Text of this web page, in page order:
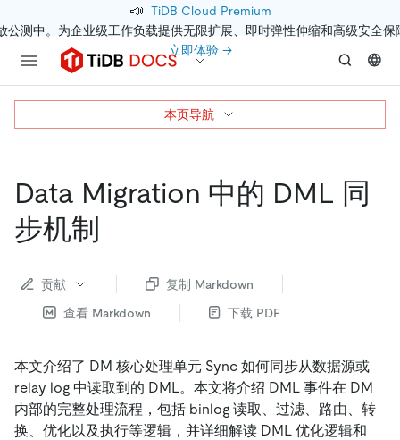
📣 TiDB Cloud Premium
公测中。为企业级工作负载提供无限扩展、即时弹性伸缩和高级安全保
立即体验 →
Data Migration 中的 DML 同
步机制
贡献
复制 Markdown
查看 Markdown
下载 PDF
本文介绍了 DM 核心处理单元 Sync 如何同步从数据源或
relay log 中读取到的 DML。本文将介绍 DML 事件在 DM
内部的完整处理流程，包括 binlog 读取、过滤、路由、转
换、优化以及执行等逻辑，并详细解读 DML 优化逻辑和
本页导航